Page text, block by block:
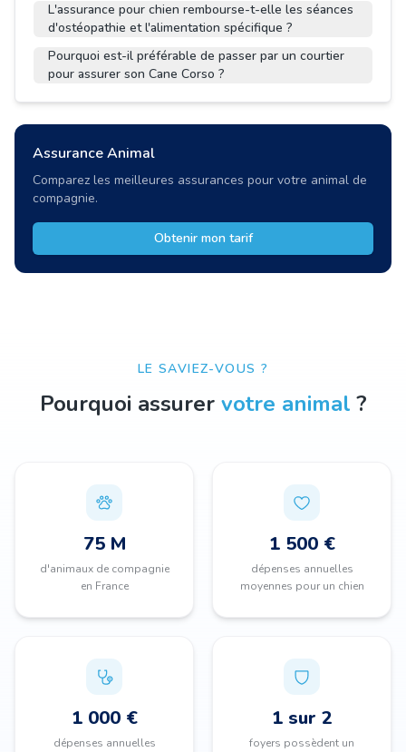
L'assurance pour chien rembourse-t-elle les séances
d'ostéopathie et l'alimentation spécifique ?
Pourquoi est-il préférable de passer par un courtier
pour assurer son Cane Corso ?
Assurance Animal
Comparez les meilleures assurances pour votre animal de
compagnie.
Obtenir mon tarif
LE SAVIEZ-VOUS ?
Pourquoi assurer votre animal ?
75 M
d'animaux de compagnie
en France
1 500 €
dépenses annuelles
moyennes pour un chien
1 000 €
dépenses annuelles
1 sur 2
foyers possèdent un